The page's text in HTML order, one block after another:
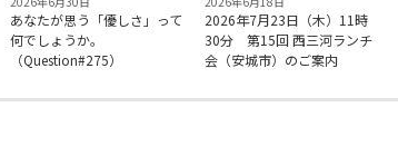
あなたが思う「優しさ」って
何でしょうか。
（Question#275）
2026年7月23日（木）11時
30分 第15回 西三河ランチ
会（安城市）のご案内